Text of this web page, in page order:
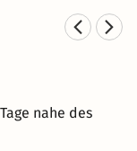
nahe des